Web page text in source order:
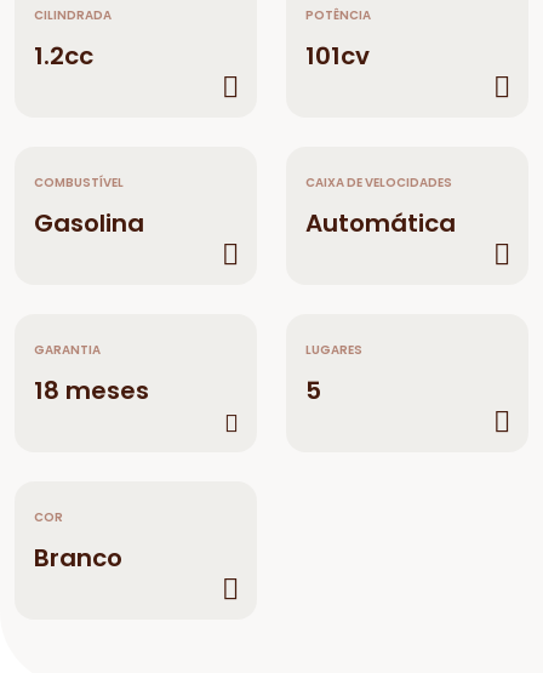
CILINDRADA
1.2cc
POTÊNCIA
101cv
COMBUSTÍVEL
Gasolina
CAIXA DE VELOCIDADES
Automática
GARANTIA
18 meses
LUGARES
5
COR
Branco